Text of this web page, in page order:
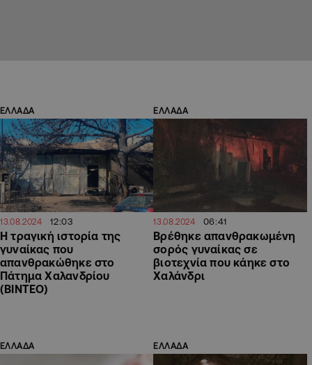
ΕΛΛΑΔΑ
13.08.2024 12:03
Η τραγική ιστορία της
γυναίκας που
απανθρακώθηκε στο
Πάτημα Χαλανδρίου
(ΒΙΝΤΕΟ)
ΕΛΛΑΔΑ
13.08.2024 06:41
Βρέθηκε απανθρακωμένη
σορός γυναίκας σε
βιοτεχνία που κάηκε στο
Χαλάνδρι
ΕΛΛΑΔΑ ΕΛΛΑΔΑ